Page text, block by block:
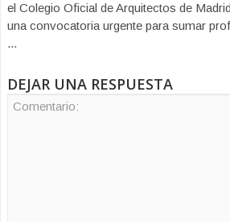
el Colegio Oficial de Arquitectos de
una convocatoria urgente para sumar
...
DEJAR UNA RESPUESTA